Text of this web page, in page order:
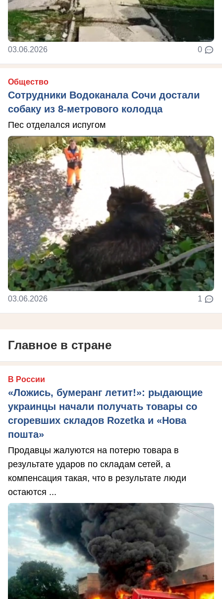
03.06.2026 0
Общество
Сотрудники Водоканала Сочи достали
собаку из 8-метрового колодца
Пес отделался испугом
03.06.2026 1
Главное в стране
В России
«Ложись, бумеранг летит!»: рыдающие
украинцы начали получать товары со
сгоревших складов Rozetka и «Нова
пошта»
Продавцы жалуются на потерю товара в
результате ударов по складам сетей, а
компенсация такая, что в результате люди
остаются ...